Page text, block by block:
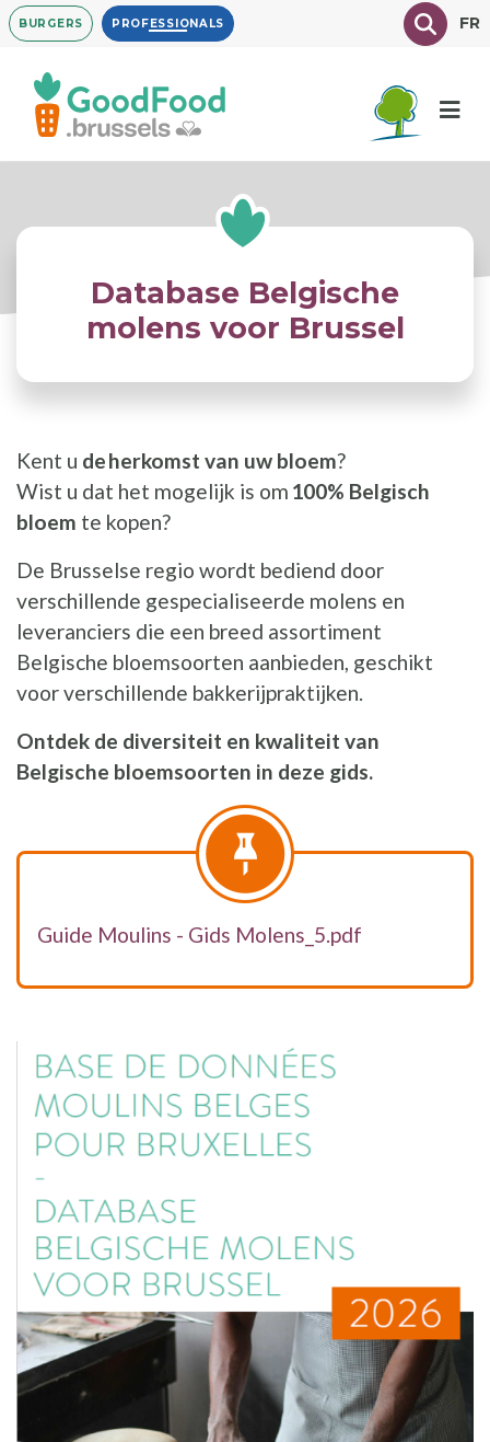
Overslaan
en
inhoud
gaan
BURGERS PROFESSIONALS TexteFR
Database Belgische
molens voor Brussel
Kent u de herkomst van uw bloem?
Wist u dat het mogelijk is om 100% Belgisch
bloem te kopen?
De Brusselse regio wordt bediend door
verschillende gespecialiseerde molens en
leveranciers die een breed assortiment
Belgische bloemsoorten aanbieden, geschikt
voor verschillende bakkerijpraktijken.
Ontdek de diversiteit en kwaliteit van
Belgische bloemsoorten in deze gids.
Guide Moulins - Gids Molens_5.pdf